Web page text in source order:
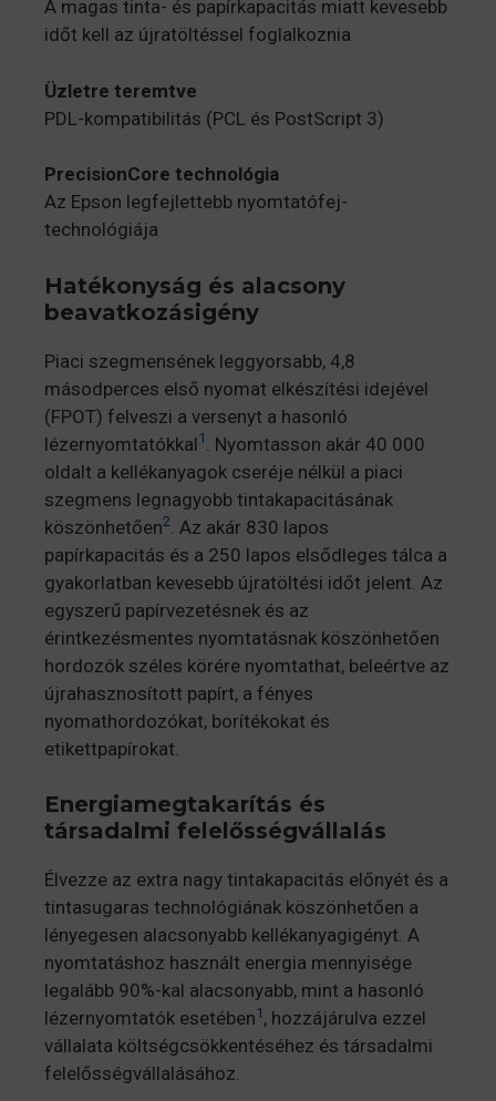
A magas tinta- és papírkapacitás miatt kevesebb
időt kell az újratöltéssel foglalkoznia
Üzletre teremtve
PDL-kompatibilitás (PCL és PostScript 3)
PrecisionCore technológia
Az Epson legfejlettebb nyomtatófej-
technológiája
Hatékonyság és alacsony
beavatkozásigény
Piaci szegmensének leggyorsabb, 4,8
másodperces első nyomat elkészítési idejével
(FPOT) felveszi a versenyt a hasonló
lézernyomtatókkal1
. Nyomtasson akár 40 000
oldalt a kellékanyagok cseréje nélkül a piaci
szegmens legnagyobb tintakapacitásának
köszönhetően2 . Az akár 830 lapos
papírkapacitás és a 250 lapos elsődleges tálca a
gyakorlatban kevesebb újratöltési időt jelent. Az
egyszerű papírvezetésnek és az
érintkezésmentes nyomtatásnak köszönhetően
hordozók széles körére nyomtathat, beleértve az
újrahasznosított papírt, a fényes
nyomathordozókat, borítékokat és
etikettpapírokat.
Energiamegtakarítás és
társadalmi felelősségvállalás
Élvezze az extra nagy tintakapacitás előnyét és a
tintasugaras technológiának köszönhetően a
lényegesen alacsonyabb kellékanyagigényt. A
nyomtatáshoz használt energia mennyisége
legalább 90%-kal alacsonyabb, mint a hasonló
lézernyomtatók esetében1 , hozzájárulva ezzel
vállalata költségcsökkentéséhez és társadalmi
felelősségvállalásához.